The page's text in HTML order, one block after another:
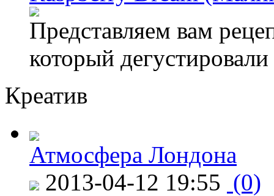
Представляем вам
который
Креатив
Атмосфера Лондона
2013-04-12 19:55 (0)